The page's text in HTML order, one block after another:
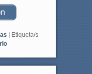
Etiqueta/s